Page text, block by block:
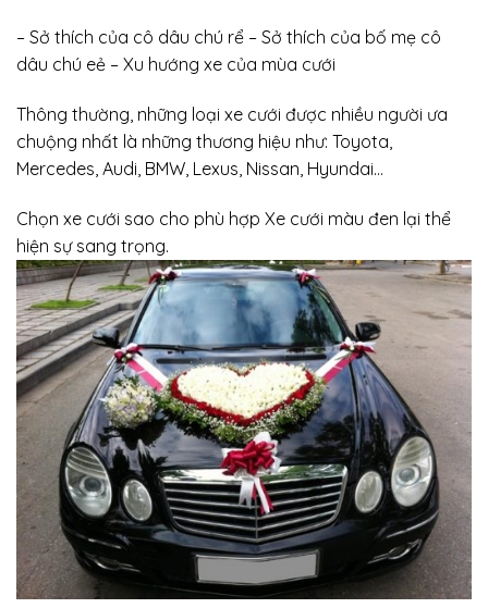
– Sở thích của cô dâu chú rể – Sở thích của bố mẹ cô
dâu chú eẻ – Xu hướng xe của mùa cưới
Thông thường, những loại xe cưới được nhiều người ưa
chuộng nhất là những thương hiệu như: Toyota,
Mercedes, Audi, BMW, Lexus, Nissan, Hyundai…
Chọn xe cưới sao cho phù hợp Xe cưới màu đen lại thể
hiện sự sang trọng.